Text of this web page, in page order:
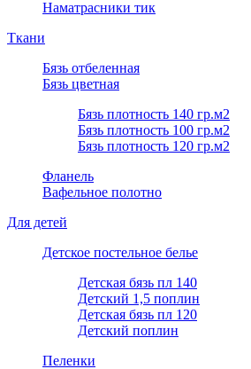
Наматрасники тик
Ткани
Бязь отбеленная
Бязь цветная
Бязь плотность 140 гр.м2
Бязь плотность 100 гр.м2
Бязь плотность 120 гр.м2
Фланель
Вафельное полотно
Для детей
Детское постельное белье
Детская бязь пл 140
Детский 1,5 поплин
Детская бязь пл 120
Детский поплин
Пеленки